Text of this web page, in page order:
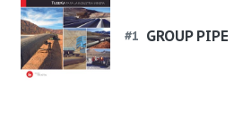
#1 GROUP PIPE